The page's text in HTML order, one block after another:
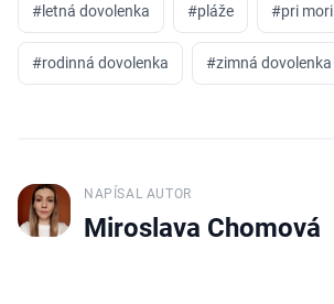
#letná dovolenka #pláže #pri mori
#rodinná dovolenka #zimná dovolenka
J
NAPÍSAL AUTOR
Miroslava Chomová